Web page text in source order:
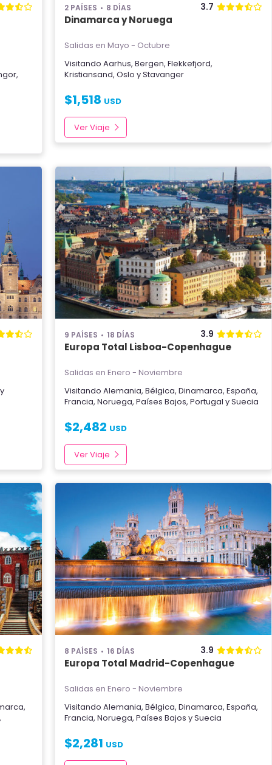
,
2 PAÍSES 8 DÍAS 3.7
Dinamarca y Noruega
Salidas en Mayo - Octubre
Visitando Aarhus, Bergen, Flekkefjord,
Kristiansand, Oslo yStavanger
$1,518 USD
Ver Viaje
y
9 PAÍSES 18 DÍAS 3.9
Europa Total Lisboa-Copenhague
Salidas en Enero - Noviembre
Visitando Alemania, Bélgica, Dinamarca, España,
Francia, Noruega, Países Bajos, Portugal ySuecia
$2,482 USD
Ver Viaje
,
,
8 PAÍSES 16 DÍAS 3.9
Europa Total Madrid-Copenhague
Salidas en Enero - Noviembre
Visitando Alemania, Bélgica, Dinamarca, España,
Francia, Noruega, Países Bajos ySuecia
$2,281 USD